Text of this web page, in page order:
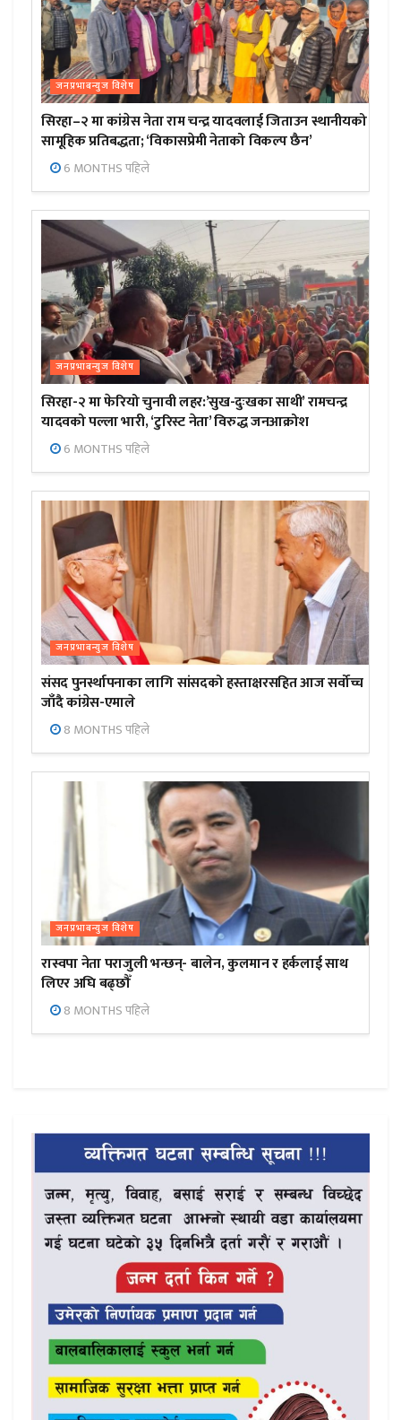
जनप्रभाबन्युज विशेष
सिरहा–२ मा कांग्रेस नेता राम चन्द्र यादवलाई जिताउन स्थानीयको
सामूहिक प्रतिबद्धता; ‘विकासप्रेमी नेताको विकल्प छैन’
6 MONTHS पहिले
जनप्रभाबन्युज विशेष
सिरहा-२ मा फेरियो चुनावी लहर:’सुख-दुःखका साथी’ रामचन्द्र
यादवको पल्ला भारी, ‘टुरिस्ट नेता’ विरुद्ध जनआक्रोश
6 MONTHS पहिले
जनप्रभाबन्युज विशेष
संसद पुनर्स्थापनाका लागि सांसदको हस्ताक्षरसहित आज सर्वोच्च
जाँदै कांग्रेस-एमाले
8 MONTHS पहिले
जनप्रभाबन्युज विशेष
रास्वपा नेता पराजुली भन्छन्- बालेन, कुलमान र हर्कलाई साथ
लिएर अघि बढ्छौँ
8 MONTHS पहिले